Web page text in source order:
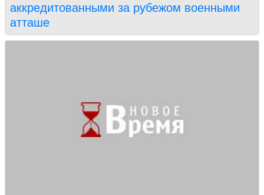
аккредитованными за рубежом военными
атташе